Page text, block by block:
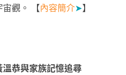
觀。 【內容簡介➤】
恭與家族記憶追尋